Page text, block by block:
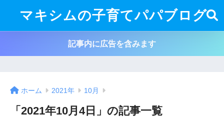
マキシムの子育てパパブログ
記事内に広告を含みます
ホーム 2021年 10月
「2021年10月4日」の記事一覧